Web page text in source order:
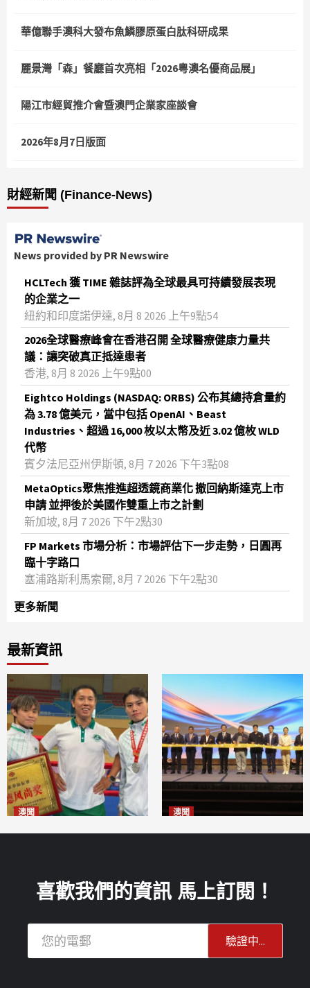
華億聯手澳科大發布魚鱗膠原蛋白肽科研成果
麗景灣「森」餐廳首次亮相「2026粵澳名優商品展」
陽江市經貿推介會暨澳門企業家座談會
2026年8月7日版面
財經新聞 (Finance-News)
News provided by PR Newswire
HCLTech 獲 TIME 雜誌評為全球最具可持續發展表現
的企業之一
紐約和印度諾伊達, 8月 8 2026 上午9點54
2026全球醫療峰會在香港召開 全球醫療健康力量共
議：讓突破真正抵達患者
香港, 8月 8 2026 上午9點00
Eightco Holdings (NASDAQ: ORBS) 公布其總持倉量約
為 3.78 億美元，當中包括 OpenAI、Beast
Industries、超過 16,000 枚以太幣及近 3.02 億枚 WLD
代幣
賓夕法尼亞州伊斯頓, 8月 7 2026 下午3點08
MetaOptics聚焦推進超透鏡商業化 撤回納斯達克上市
申請 並押後於美國作雙重上市之計劃
新加坡, 8月 7 2026 下午2點30
FP Markets 市場分析：市場評估下一步走勢，日圓再
臨十字路口
塞浦路斯利馬索爾, 8月 7 2026 下午2點30
更多新聞
最新資訊
澳聞 澳聞
喜歡我們的資訊 馬上訂閱！